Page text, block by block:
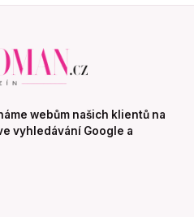
webům našich klientů na
vyhledávání Google a